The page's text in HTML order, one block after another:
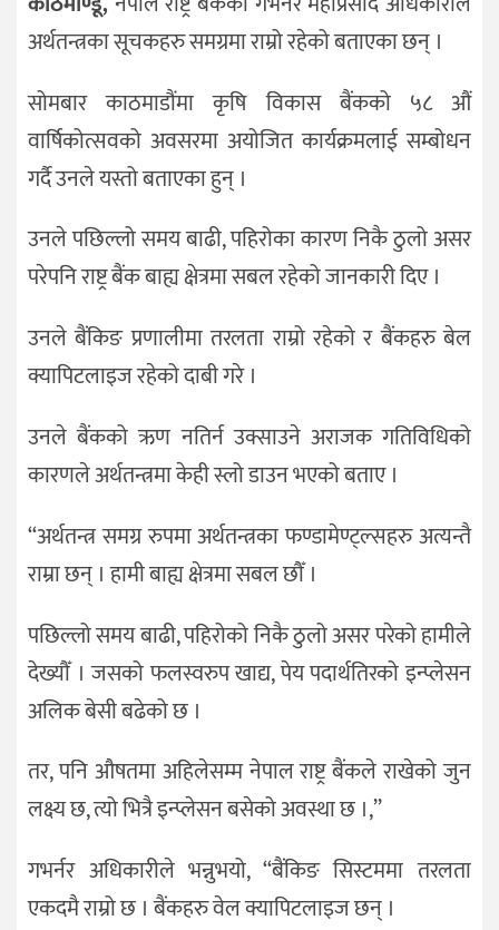
अर्थतन्त्रका सूचकहरु समग्रमा राम्रो रहेको बताएका छन् ।
सोमबार काठमाडौंमा कृषि विकास बैंकको ५८ औं
वार्षिकोत्सवको अवसरमा अयोजित कार्यक्रमलाई सम्बोधन
गर्दै उनले यस्तो बताएका हुन् ।
उनले पछिल्लो समय बाढी, पहिरोका कारण निकै ठुलो असर
परेपनि राष्ट्र बैंक बाह्य क्षेत्रमा सबल रहेको जानकारी दिए ।
उनले बैंकिङ प्रणालीमा तरलता राम्रो रहेको र बैंकहरु बेल
क्यापिटलाइज रहेको दाबी गरे ।
उनले बैंकको ऋण नतिर्न उक्साउने अराजक गतिविधिको
कारणले अर्थतन्त्रमा केही स्लो डाउन भएको बताए ।
‘‘अर्थतन्त्र समग्र रुपमा अर्थतन्त्रका फण्डामेण्ट्ल्सहरु अत्यन्तै
राम्रा छन् । हामी बाह्य क्षेत्रमा सबल छौँ ।
पछिल्लो समय बाढी, पहिरोको निकै ठुलो असर परेको हामीले
देख्यौँ । जसको फलस्वरुप खाद्य, पेय पदार्थतिरको इन्प्लेसन
अलिक बेसी बढेको छ ।
तर, पनि औषतमा अहिलेसम्म नेपाल राष्ट्र बैंकले राखेको जुन
लक्ष्य छ, त्यो भित्रै इन्प्लेसन बसेको अवस्था छ ।,’’
गभर्नर अधिकारीले भन्नुभयो, ‘‘बैंकिङ सिस्टममा तरलता
एकदमै राम्रो छ । बैंकहरु वेल क्यापिटलाइज छन् ।